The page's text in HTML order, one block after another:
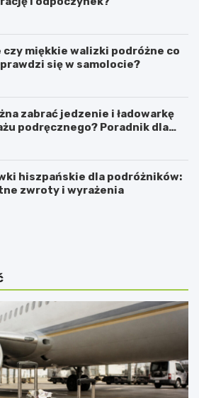
czy miękkie walizki podróżne co
się w samolocie?
zabrać jedzenie i ładowarkę
podręcznego? Poradnik dla
hiszpańskie dla podróżników:
zwroty i wyrażenia